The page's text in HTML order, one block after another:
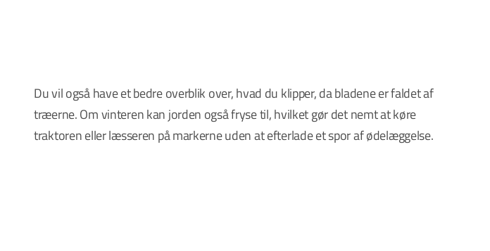
Du vil også have et bedre overblik over, hvad du klipper, da bladene er faldet af
træerne. Om vinteren kan jorden også fryse til, hvilket gør det nemt at køre
traktoren eller læsseren på markerne uden at efterlade et spor af ødelæggelse.